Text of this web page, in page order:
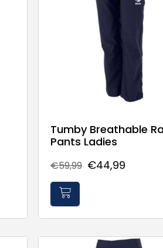
Tumby Breathable
Pants Ladies
€59,99 €44,99